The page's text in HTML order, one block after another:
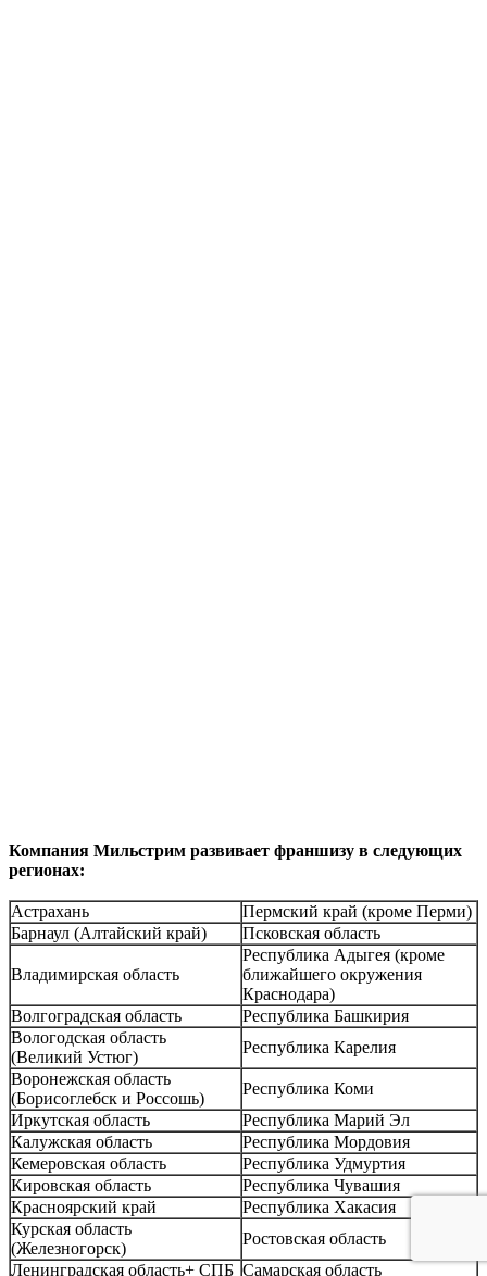
Компания Мильстрим развивает франшизу в следующих
регионах:
Астрахань
Пермский край (кроме Перми)
Барнаул (Алтайский край)
Псковская область
Владимирская область
Республика Адыгея (кроме
ближайшего окружения
Краснодара)
Волгоградская область
Республика Башкирия
Вологодская область
(Великий Устюг)
Республика Карелия
Воронежская область
(Борисоглебск и Россошь)
Республика Коми
Иркутская область
Республика Марий Эл
Калужская область
Республика Мордовия
Кемеровская область
Республика Удмуртия
Кировская область
Республика Чувашия
Красноярский край
Республика Хакасия
Курская область
(Железногорск)
Ростовская область
Ленинградская область+ СПБ Самарская область